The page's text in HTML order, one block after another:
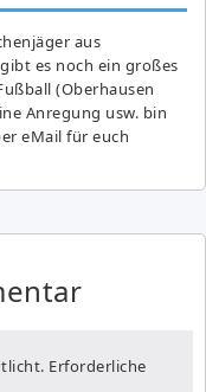
aus
es noch ein großes
(Oberhausen
Anregung usw. bin
eMail für euch
Erforderliche